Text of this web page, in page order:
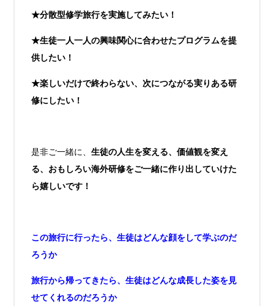
★分散型修学旅行を実施してみたい！
★生徒一人一人の興味関心に合わせたプログラムを提
供したい！
★楽しいだけで終わらない、次につながる実りある研
修にしたい！
是非ご一緒に、生徒の人生を変える、価値観を変え
る、おもしろい海外研修をご一緒に作り出していけた
ら嬉しいです！
この旅行に行ったら、生徒はどんな顔をして学ぶのだ
ろうか
旅行から帰ってきたら、生徒はどんな成長した姿を見
せてくれるのだろうか